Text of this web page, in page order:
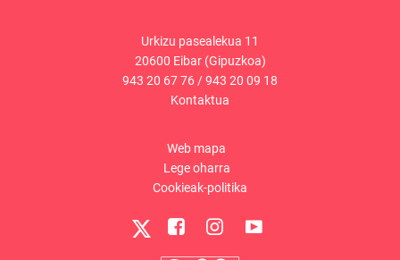
Urkizu pasealekua 11
20600 Eibar (Gipuzkoa)
943 20 67 76/943 20 09 18
Kontaktua
Web mapa
Lege oharra
Cookieak-politika